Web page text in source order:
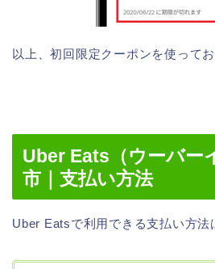
以上、初回限定クーポンを使って
Uber Eats（ウーバー
市｜支払い方法
Uber Eatsで利用できる支払い方法